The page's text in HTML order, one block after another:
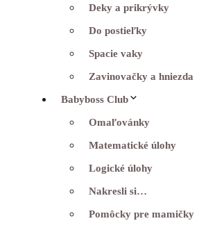
Deky a prikrývky
Do postieľky
Spacie vaky
Zavinovačky a hniezda
Babyboss Club
Omaľovánky
Matematické úlohy
Logické úlohy
Nakresli si…
Pomôcky pre mamičky